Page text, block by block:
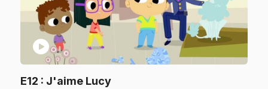
play_circle
E12 : J'aime Lucy.